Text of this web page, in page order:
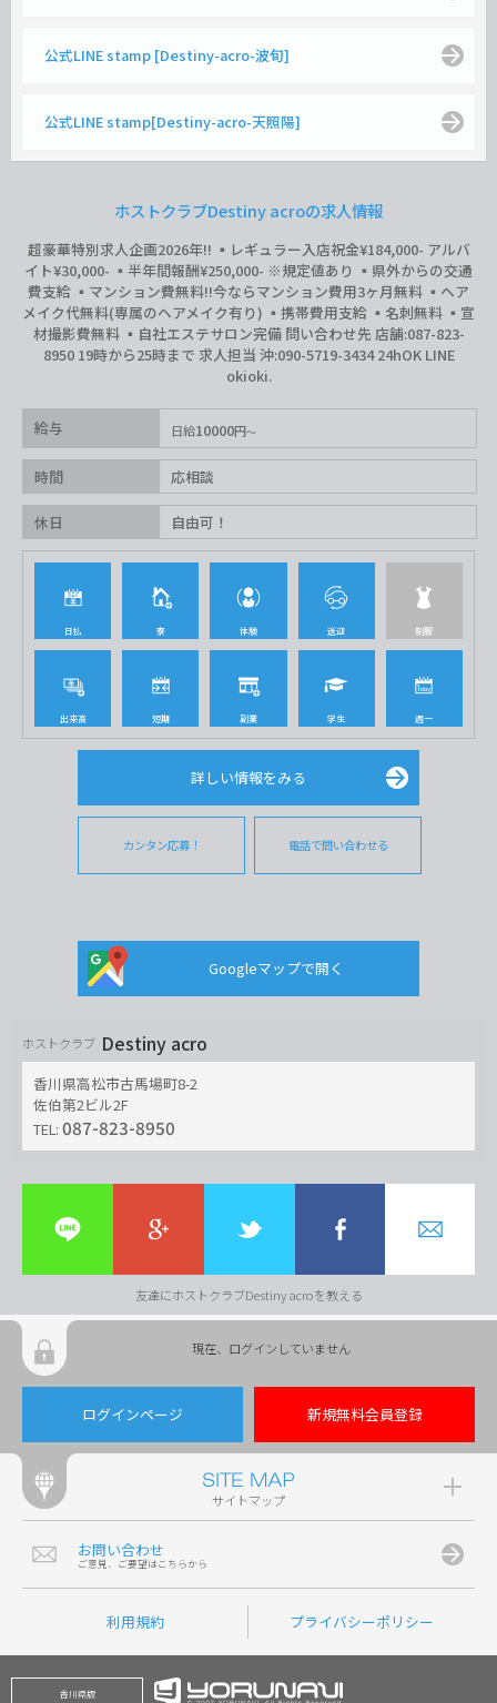
公式LINE stamp [Destiny-acro-波旬]
公式LINE stamp[Destiny-acro-天照陽]
ホストクラブDestiny acroの求人情報
超豪華特別求人企画2026年‼︎ ▪️レギュラー入店祝金¥184,000- アルバ
イト¥30,000- ▪️半年間報酬¥250,000- ※規定値あり ▪️県外からの交通
費支給 ▪️マンション費無料‼︎今ならマンション費用3ヶ月無料 ▪️ヘア
メイク代無料(専属のヘアメイク有り) ▪️携帯費用支給 ▪️名刺無料 ▪️宣
材撮影費無料 ▪️自社エステサロン完備 問い合わせ先 店舗:087-823-
8950 19時から25時まで 求人担当 沖:090-5719-3434 24hOK LINE
okioki.
給与 日給10000円
時間 応相談
休日 自由可！
日払 寮 体験 送迎 制服
出来高 短期 副業 学生 週一
詳しい情報をみる
カンタン応募！ 電話で問い合わせる
Googleマップで開く
ホストクラブ Destiny acro
香川県高松市古馬場町8-2
佐伯第2ビル2F
TEL: 087-823-8950
友達にホストクラブDestiny acroを教える
現在、ログインしていません
ログインページ 新規無料会員登録
サイトマップ
お問い合わせ
ご意見、ご要望はこちらから
利用規約 プライバシーポリシー
香川県版